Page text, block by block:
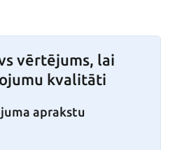
vērtējums, lai
kvalitāti
aprakstu